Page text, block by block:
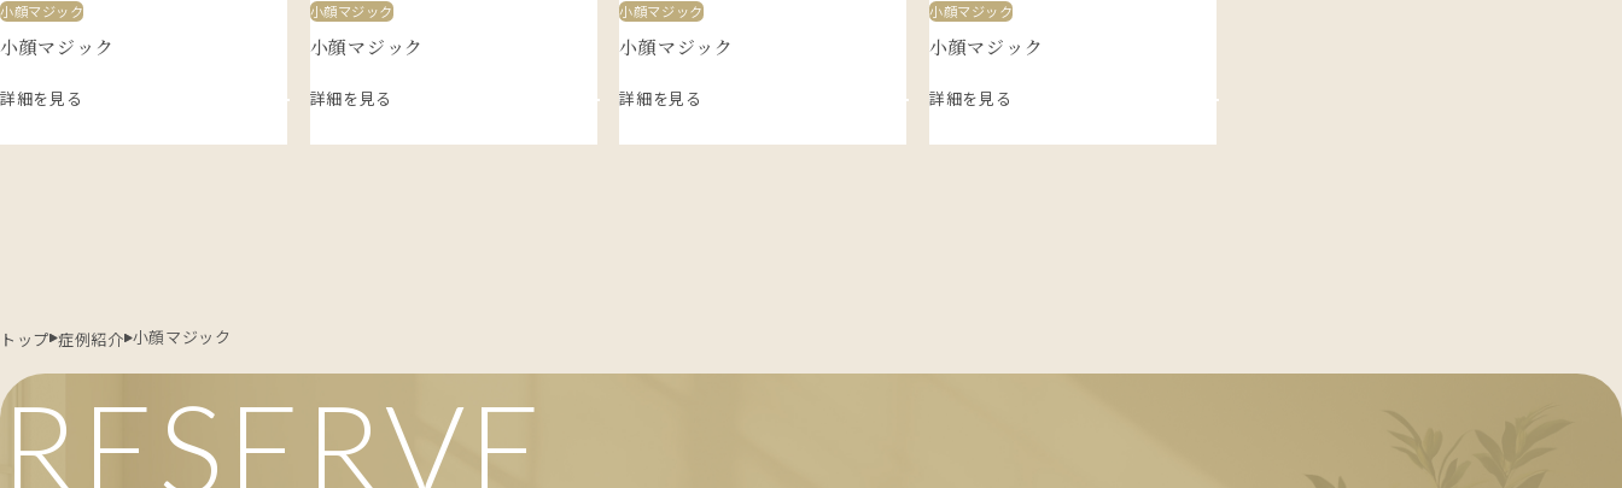
小顔マジック
小顔マジック
詳細を見る
小顔マジック
小顔マジック
詳細を見る
小顔マジック
小顔マジック
詳細を見る
小顔マジック
小顔マジック
詳細を見る
トップ 症例紹介 小顔マジック
RESERVE